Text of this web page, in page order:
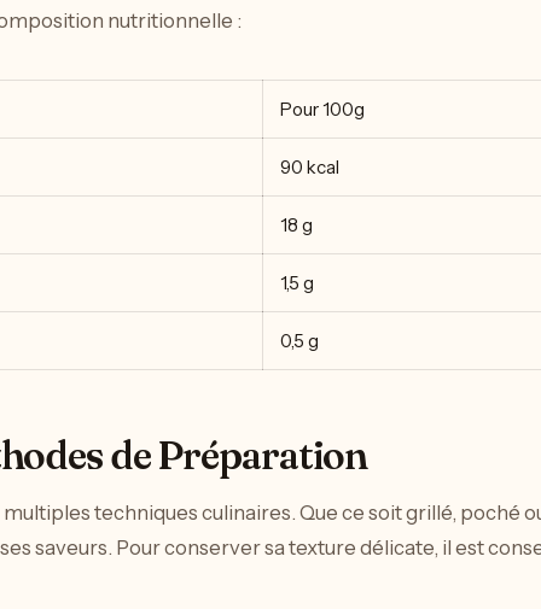
nutritionnelle :
Pour 100g
90 kcal
18 g
1,5 g
0,5 g
de Préparation
multiples techniques culinaires. Que ce soit grillé, poché
saveurs. Pour conserver sa texture délicate, il est